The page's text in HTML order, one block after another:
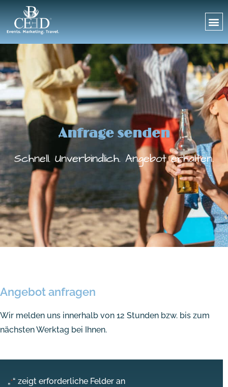
Anfrage senden
Schnell. Unverbindlich. Angebot erhalten.
Angebot anfragen
Wir melden uns innerhalb von 12 Stunden bzw. bis zum
nächsten Werktag bei Ihnen.
„*“ zeigt erforderliche Felder an